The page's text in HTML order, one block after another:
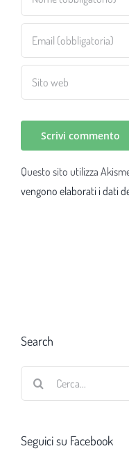
Questo sito utilizza
vengono elaborati i dati
Search
Seguici su Facebook